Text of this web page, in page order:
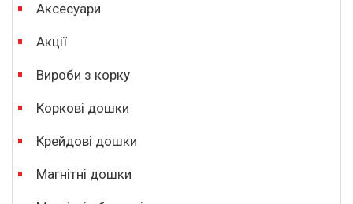
Аксесуари
Акції
Вироби з корку
Коркові дошки
Крейдові дошки
Магнітні дошки